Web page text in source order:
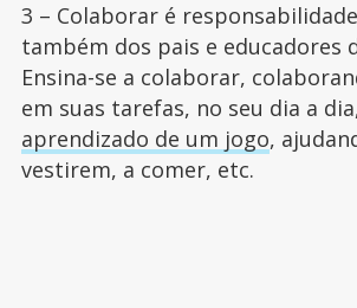
3 – Colaborar é
também dos pais e educadores
Ensina-se a colaborar,
em suas tarefas, no seu dia a
aprendizado de um jogo,
vestirem, a comer, etc.